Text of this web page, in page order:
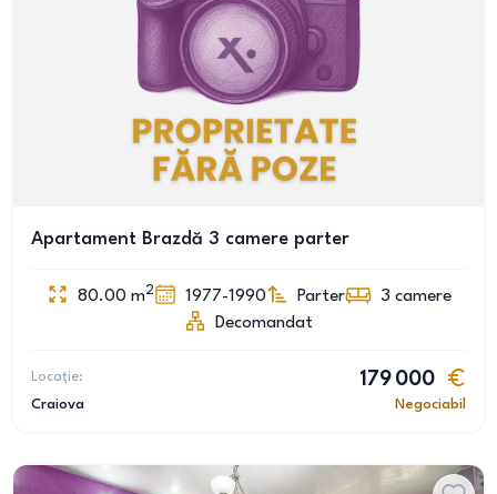
Apartament Brazdă 3 camere parter
80.00 m2 1977-1990 Parter 3 camere
Decomandat
Locație:
Craiova
179 000
Negociabil